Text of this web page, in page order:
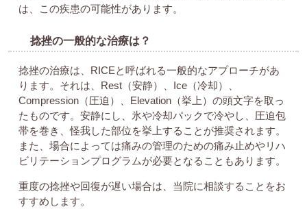
は、この疾患の可能性があります。
捻挫の一般的な治療は？
捻挫の治療は、RICEと呼ばれる一般的なアプローチがあ
ります。それは、Rest（安静）、Ice（冷却）、
Compression（圧迫）、Elevation（挙上）の頭文字を取っ
たものです。安静にし、氷や冷却パックで冷やし、圧迫包
帯を巻き、怪我した部位を挙上することが推奨されます。
また、場合によっては痛みの管理のための痛み止めやリハ
ビリテーションプログラムが必要となることもあります。
重度の捻挫や回復が遅い場合は、当院に相談することをお
すすめします。